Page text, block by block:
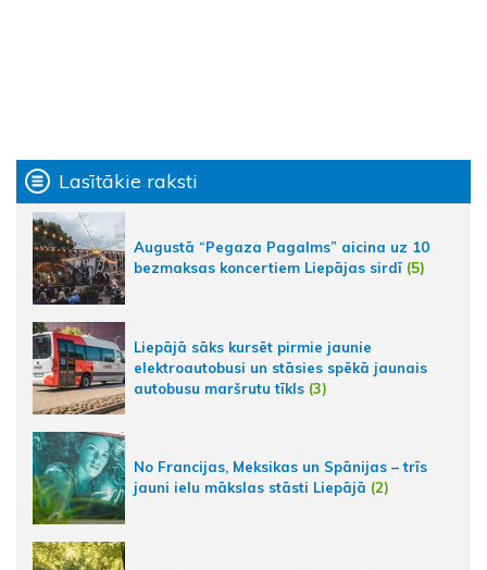
Lasītākie raksti
Augustā “Pegaza Pagalms” aicina uz 10
bezmaksas koncertiem Liepājas sirdī (5)
Liepājā sāks kursēt pirmie jaunie
elektroautobusi un stāsies spēkā jaunais
autobusu maršrutu tīkls (3)
No Francijas, Meksikas un Spānijas – trīs
jauni ielu mākslas stāsti Liepājā (2)